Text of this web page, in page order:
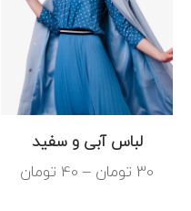
لباس آبی و سفید
30 تومان –
40 تومان